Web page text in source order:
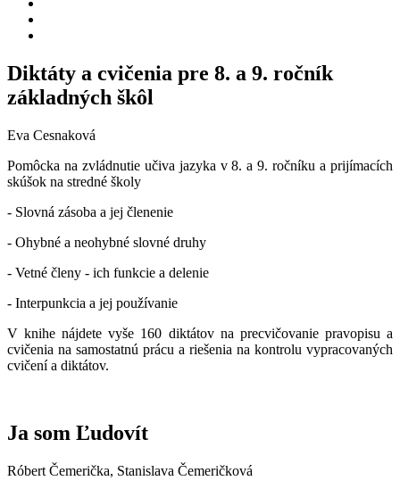
Diktáty a cvičenia pre 8. a 9. ročník
základných škôl
Eva Cesnaková
Pomôcka na zvládnutie učiva jazyka v 8. a 9. ročníku a prijímacích
skúšok na stredné školy
- Slovná zásoba a jej členenie
- Ohybné a neohybné slovné druhy
- Vetné členy - ich funkcie a delenie
- Interpunkcia a jej používanie
V knihe nájdete vyše 160 diktátov na precvičovanie pravopisu a
cvičenia na samostatnú prácu a riešenia na kontrolu vypracovaných
cvičení a diktátov.
Ja som Ľudovít
Róbert Čemerička, Stanislava Čemeričková